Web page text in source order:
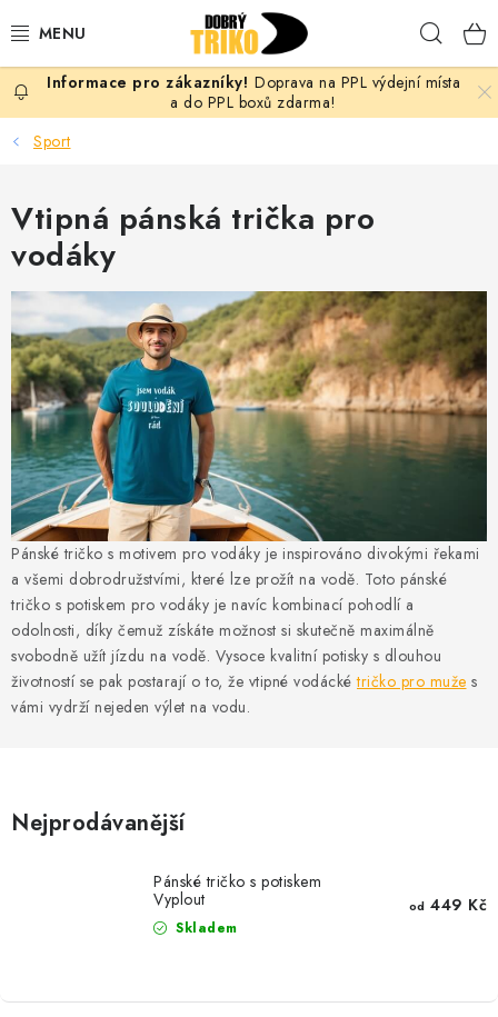
na
PRO ŽENY
PRO MUŽE
PRO DĚTI
DOPLŇKY
PRO PÁRY
VLASTNÍ MOTIV
TRIČKA
MIKINY
OKAMŽITĚ K ODBĚRU
B2B
MÁM SRDCE POMÁHÁM
Obchodní podmínky
Zásady zpracování ochrany osobních údajů
Doprava na PPL výdejní místa
a do PPL boxů zdarma!
Sport
Vtipná pánská trička pro
vodáky
Pánské tričko s motivem pro vodáky je inspirováno divokými řekami
a všemi dobrodružstvími, které lze prožít na vodě. Toto pánské
tričko s potiskem pro vodáky je navíc kombinací pohodlí a
odolnosti, díky čemuž získáte možnost si skutečně maximálně
svobodně užít jízdu na vodě. Vysoce kvalitní potisky s dlouhou
životností se pak postarají o to, že vtipné vodáckétričko pro muže s
vámi vydrží nejeden výlet na vodu.
Nejprodávanější
Pánské tričko s potiskem
Vyplout
Skladem
od 449 Kč